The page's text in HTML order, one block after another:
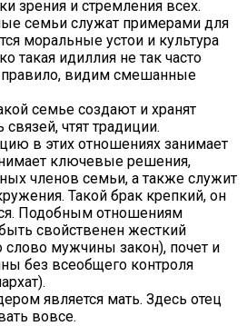
зрения и стремления всех.
семьи служат примерами для
моральные устои и культура
такая идиллия не так часто
правило, видим смешанные
семье создают и хранят
чтят традиции.
в этих отношениях занимает
ключевые решения,
членов семьи, а также служит
Такой брак крепкий, он
Подобным отношениям
свойственен жесткий
слово мужчины закон), почет и
без всеобщего контроля
является мать. Здесь отец
вовсе.